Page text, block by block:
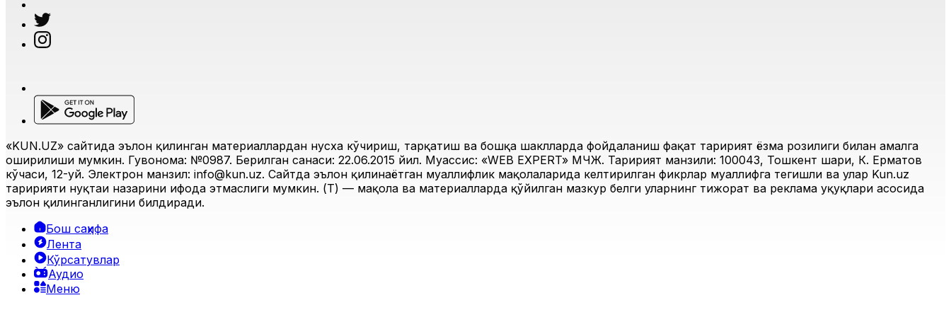
«KUN.UZ» сайтида эълон қилинган материаллардан нусха кўчириш, тарқатиш ва бошқа шаклларда фойдаланиш фақат таҳририят ёзма розилиги билан амалга
оширилиши мумкин. Гувоҳнома: №0987. Берилган санаси: 22.06.2015 йил. Муассис: «WEB EXPERT» МЧЖ. Таҳририят манзили: 100043, Тошкент шаҳри, К. Ерматов
кўчаси, 12-уй. Электрон манзил: info@kun.uz. Сайтда эълон қилинаётган муаллифлик мақолаларида келтирилган фикрлар муаллифга тегишли ва улар Kun.uz
таҳририяти нуқтаи назарини ифода этмаслиги мумкин. (Т) — мақола ва материалларда қўйилган мазкур белги уларнинг тижорат ва реклама ҳуқуқлари асосида
эълон қилинганлигини билдиради.
Бош саҳифа
Лента
Кўрсатувлар
Аудио
Меню